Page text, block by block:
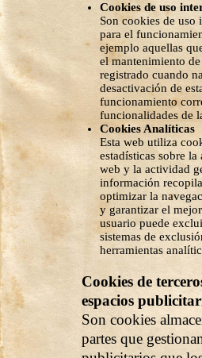
Cookies de uso
Son cookies de uso
para el
ejemplo aquellas
el mantenimiento
registrado cuando
desactivación de
funcionamiento
funcionalidades de
Cookies Analíticas
Esta web utiliza
estadísticas sobre
web y la actividad
información
optimizar la
y garantizar el
usuario puede
sistemas de
herramientas
Cookies de
espacios
Son cookies
partes que